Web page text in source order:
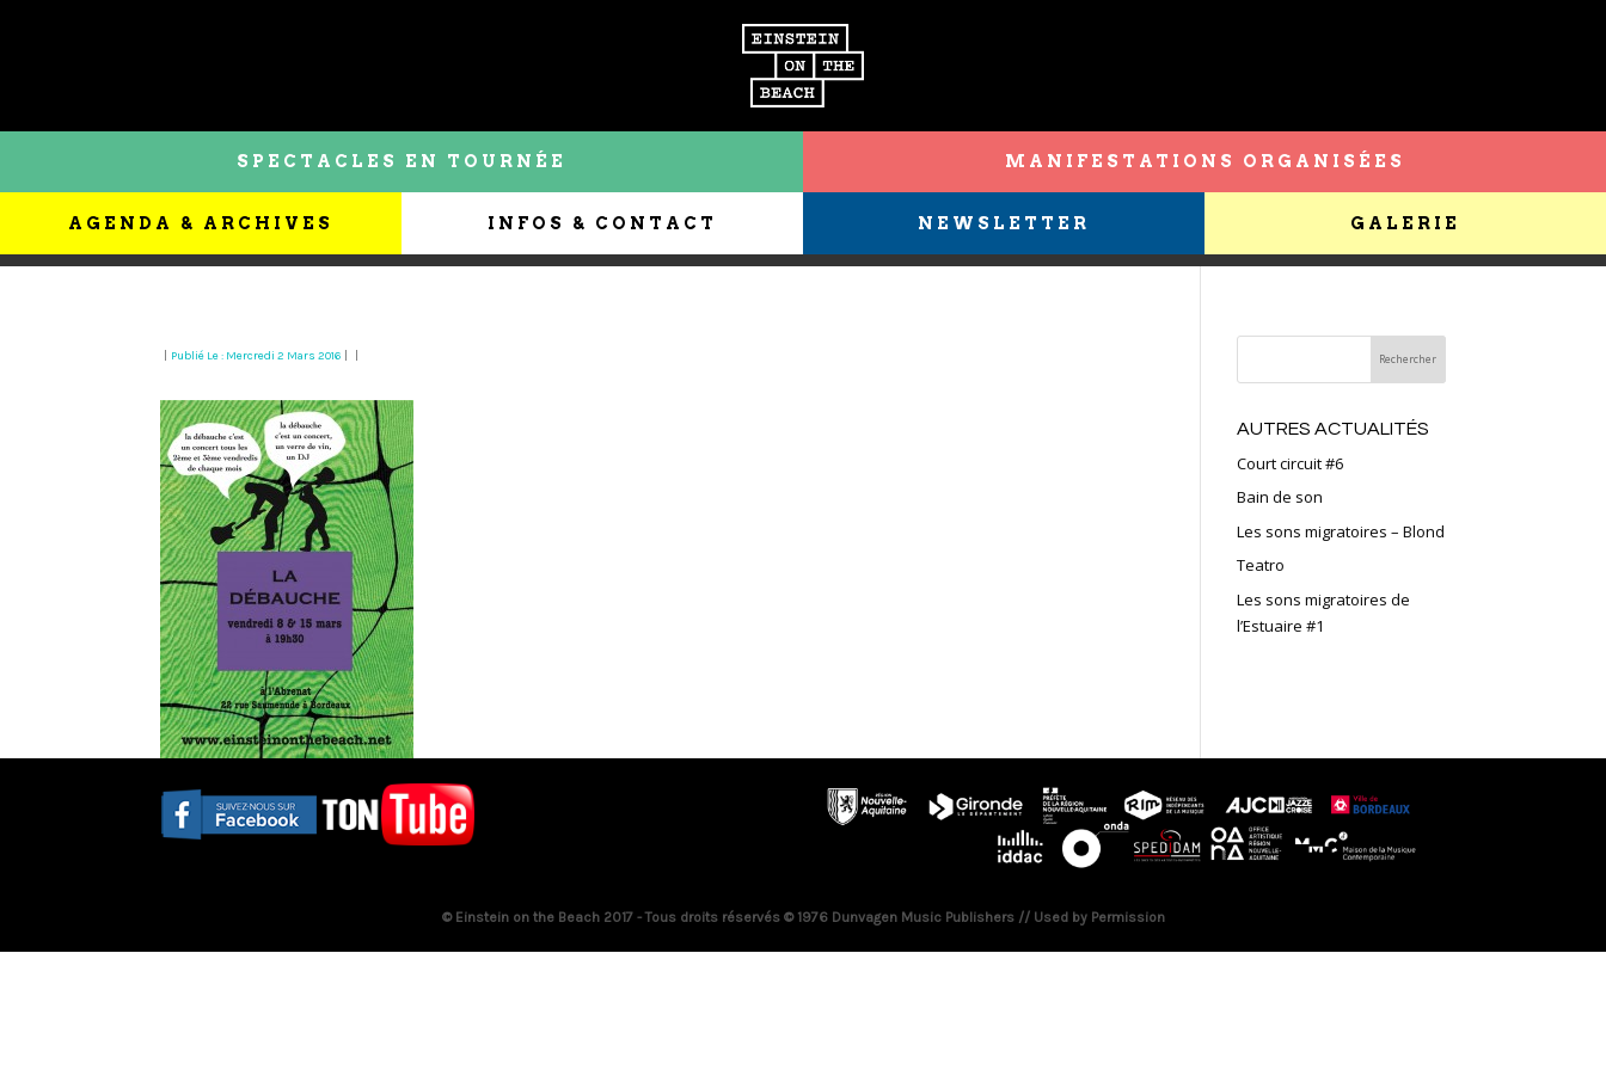
SPECTACLES EN TOURNÉE MANIFESTATIONS ORGANISÉES
AGENDA & ARCHIVES INFOS & CONTACT NEWSLETTER GALERIE
Publié Le : Mercredi 2 Mars 2016
AUTRES ACTUALITÉS
Court circuit #6
Bain de son
Les sons migratoires – Blond
Teatro
Les sons migratoires de
l’Estuaire #1
© Einstein on the Beach 2017 - Tous droits réservés © 1976 Dunvagen Music Publishers // Used by Permission